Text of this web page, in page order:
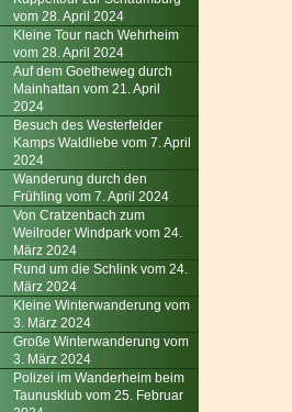
vom 28. April 2024
Kleine Tour nach Wehrheim
vom 28. April 2024
Auf dem Goetheweg durch
Mainhattan vom 21. April
2024
Besuch des Westerfelder
Kamps Waldliebe vom 7. April
2024
Wanderung durch den
Frühling vom 7. April 2024
Von Cratzenbach zum
Weilroder Windpark vom 24.
März 2024
Rund um die Schlink vom 24.
März 2024
Kleine Winterwanderung vom
3. März 2024
Große Winterwanderung vom
3. März 2024
Polizei im Wanderheim beim
Taunusklub vom 25. Februar